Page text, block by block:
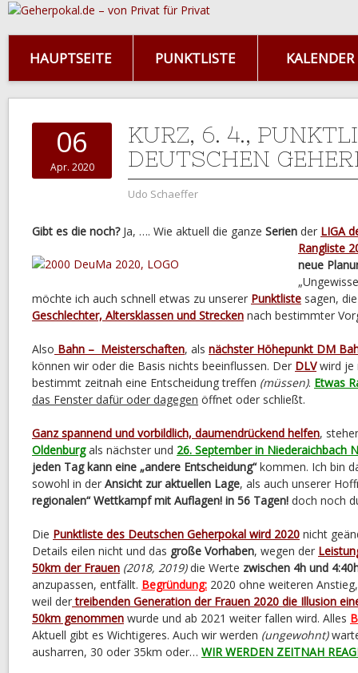
HAUPTSEITE PUNKTLISTE KALENDER
06
Apr. 2020
KURZ, 6. 4.,
DEUTSCHEN
Udo Schaeffer
Gibt es die noch?Ja, …. Wie aktuell die ganze Serien der LIGA
Rangliste
neue
möchte ich auch schnell etwas zu unserer Punktliste sagen,
Geschlechter, Altersklassen und Strecken nach bestimmter
Also Bahn – Meisterschaften, als nächster Höhepunkt DM
können wir oder die Basis nichts beeinflussen. Der DLVwird je
bestimmt zeitnah eine Entscheidung treffen (müssen). Etwas
das Fenster dafür oder dagegen öffnet oder schließt.
Ganz spannend und vorbildlich, daumendrückend helfen,
Oldenburgals nächster und 26. September in Niederaichbach
jeden Tag kann eine „andere Entscheidung“kommen. Ich bin
sowohl in der Ansicht zur aktuellen Lage, als auch unserer
regionalen“ Wettkampf mit Auflagen! in 56 Tagen! doch noch
Die Punktliste des Deutschen Geherpokal wird 2020 nicht
Details eilen nicht und das große Vorhaben, wegen der
50km der Frauen (2018, 2019)die Werte zwischen 4h und
anzupassen, entfällt. Begründung: 2020 ohne weiteren
weil dertreibenden Generation der Frauen 2020 die Illusion
50km genommen wurde und ab 2021 weiter fallen wird. Alles
Aktuell gibt es Wichtigeres. Auch wir werden (ungewohnt)
ausharren, 30 oder 35km oder… WIR WERDEN ZEITNAH